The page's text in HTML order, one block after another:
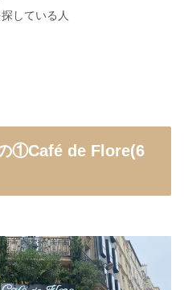
している人
①Café de Flore(6